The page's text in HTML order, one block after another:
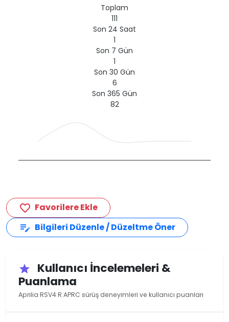
Toplam
111
Son 24 Saat
1
Son 7 Gün
1
Son 30 Gün
6
Son 365 Gün
82
favorite_border Favorilere Ekle
edit_note Bilgileri Düzenle / Düzeltme Öner
star
Kullanıcı İncelemeleri &
Puanlama
Aprilia RSV4 R APRC sürüş deneyimleri ve kullanıcı puanları